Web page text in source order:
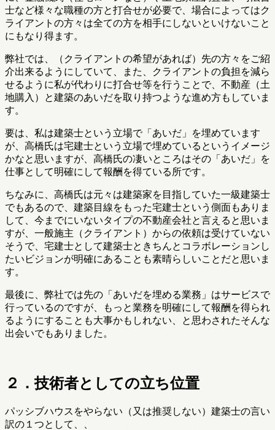
士など様々な職種の方と打合せが必要で、場合によってはク
ライアントの方々は全ての方を相手にしないといけないこと
にもなり得ます。
弊社では、（クライアントの希望があれば）先の方々をご紹
介出来るようにしていて、また、クライアントの負担を減ら
せるように私が代わりに打合せ等を行うことで、不動産（土
地購入）と建築のあいだを取り持つような進め方もしていま
す。
要は、私は建築士という立場で「あいだ」を埋めています
が、高橋氏は宅建士という立場で埋めているというイメージ
かなと思いますが、高橋氏の凄いところはその「あいだ」を
仕事として明確にして報酬を得ている所です。
ちなみに、高橋氏は元々は建築家を目指していた一級建築士
でもあるので、建築目線をもった宅建士という側面もありま
して、今までにいないタイプの不動産会社と言えると思いま
すが、一般施主（クライアント）からの依頼は受けていない
そうで、宅建士として建築士ときちんとコラボレーションし
たいビジョンが明確にあることも素晴らしいことだと思いま
す。
最後に、弊社では先の「あいだを埋める業務」はサービスで
行っているのですが、もっと業務を明確にして報酬を得られ
るようにすることも大事かもしれない、と思わされたそんな
出会いでもありました。
２．技術者としての立ち位置
パッシブハウスをやらない（又は推奨しない）建築士の言い
訳の１つとして、、